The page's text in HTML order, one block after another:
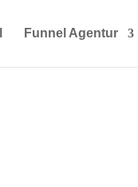
Funnel Agentur